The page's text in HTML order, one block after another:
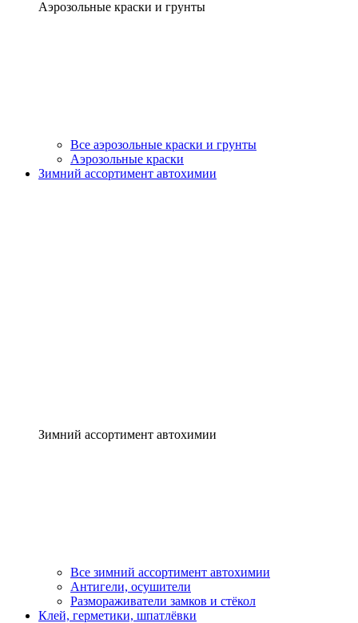
Аэрозольные краски и грунты
Все аэрозольные краски и грунты
Аэрозольные краски
Зимний ассортимент автохимии
Зимний ассортимент автохимии
Все зимний ассортимент автохимии
Антигели, осушители
Размораживатели замков и стёкол
Клей, герметики, шпатлёвки